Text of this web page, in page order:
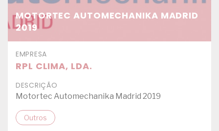
MOTORTEC AUTOMECHANIKA MADRID
2019
EMPRESA
RPL CLIMA, LDA.
DESCRIÇÃO
Motortec Automechanika Madrid 2019
Outros